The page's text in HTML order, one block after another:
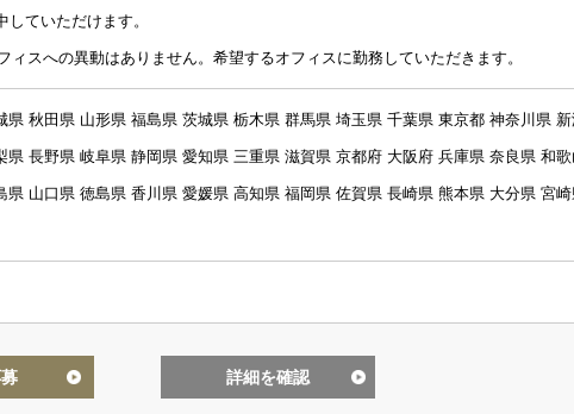
ていただけます。
ィスへの異動はありません。希望するオフィスに勤務していただきます。
県 秋田県 山形県 福島県 茨城県 栃木県 群馬県 埼玉県 千葉県 東京都 神奈川県
県 長野県 岐阜県 静岡県 愛知県 三重県 滋賀県 京都府 大阪府 兵庫県 奈良県 和
県 山口県 徳島県 香川県 愛媛県 高知県 福岡県 佐賀県 長崎県 熊本県 大分県 宮崎
詳細を確認